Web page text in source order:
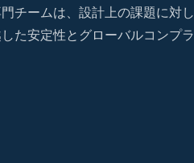
チームは、設計上の課題に対
た安定性とグローバルコンプ